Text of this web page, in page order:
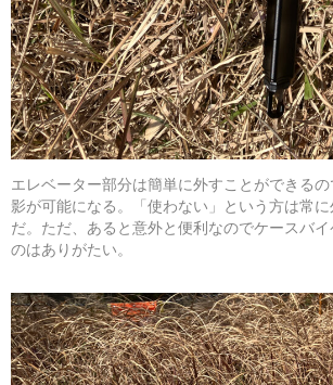
エレベーター部分は簡単に外すことができる
影が可能になる。「使わない」という方は常
だ。ただ、あると意外と便利なのでケースバ
のはありがたい。